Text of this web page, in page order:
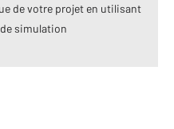
de votre projet en utilisant
simulation